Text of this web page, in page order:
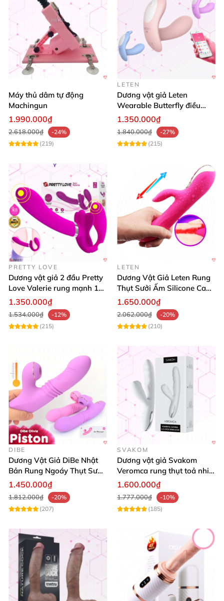
Máy thủ dâm tự động
Machingun
1.990.000₫
2.618.000₫
-24%
(219)
LETEN
Dương vật giả Leten
Wearable Butterfly điều
khiển app bluetooth 16 chế
1.350.000₫
1.840.000₫
-27%
(215)
PRETTY LOVE
Dương vật giả 2 đầu Pretty
Love Valerie rung mạnh 12
chế độ cao cấp
1.350.000₫
1.534.000₫
-12%
(215)
LETEN
Dương Vật Giả Leten Rung
Thụt Sưởi Ấm Silicone Cao
Cấp Kích Thích
1.650.000₫
2.062.000₫
-20%
(210)
DIBE
Dương Vật Giả DiBe Nhật
Bản Rung Ngoáy Thụt Sưởi
Ấm Kích Thích
1.450.000₫
1.812.000₫
-20%
(207)
SVAKOM
Dương vật giả Svakom
Veromca rung thụt toả nhiệt
hút cực mạnh
1.600.000₫
1.777.000₫
-10%
(185)